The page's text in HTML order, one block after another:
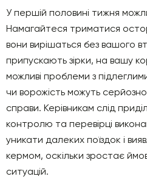
У першій половині тижня
Намагайтеся триматися
вони вирішаться без вашого
припускають зірки, на вашу
можливі проблеми з
чи ворожість можуть
справи. Керівникам слід
контролю та перевірці
уникати далеких поїздок і
кермом, оскільки зростає
ситуацій.